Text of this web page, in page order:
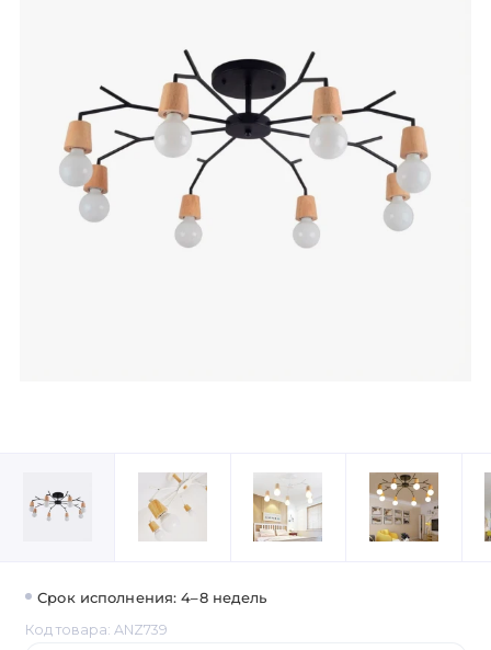
Срок исполнения: 4–8 недель
Код товара: ANZ739